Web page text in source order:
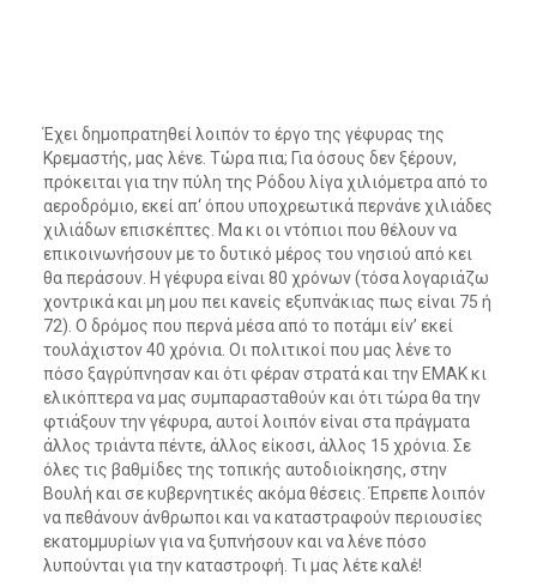
Έχει δημοπρατηθεί λοιπόν το έργο της γέφυρας της
Κρεμαστής, μας λένε. Τώρα πια; Για όσους δεν ξέρουν,
πρόκειται για την πύλη της Ρόδου λίγα χιλιόμετρα από το
αεροδρόμιο, εκεί απ‘ όπου υποχρεωτικά περνάνε χιλιάδες
χιλιάδων επισκέπτες. Μα κι οι ντόπιοι που θέλουν να
επικοινωνήσουν με το δυτικό μέρος του νησιού από κει
θα περάσουν. Η γέφυρα είναι 80 χρόνων (τόσα λογαριάζω
χοντρικά και μη μου πει κανείς εξυπνάκιας πως είναι 75 ή
72). Ο δρόμος που περνά μέσα από το ποτάμι είν’ εκεί
τουλάχιστον 40 χρόνια. Οι πολιτικοί που μας λένε το
πόσο ξαγρύπνησαν και ότι φέραν στρατά και την ΕΜΑΚ κι
ελικόπτερα να μας συμπαρασταθούν και ότι τώρα θα την
φτιάξουν την γέφυρα, αυτοί λοιπόν είναι στα πράγματα
άλλος τριάντα πέντε, άλλος είκοσι, άλλος 15 χρόνια. Σε
όλες τις βαθμίδες της τοπικής αυτοδιοίκησης, στην
Βουλή και σε κυβερνητικές ακόμα θέσεις. Έπρεπε λοιπόν
να πεθάνουν άνθρωποι και να καταστραφούν περιουσίες
εκατομμυρίων για να ξυπνήσουν και να λένε πόσο
λυπούνται για την καταστροφή. Τι μας λέτε καλέ!